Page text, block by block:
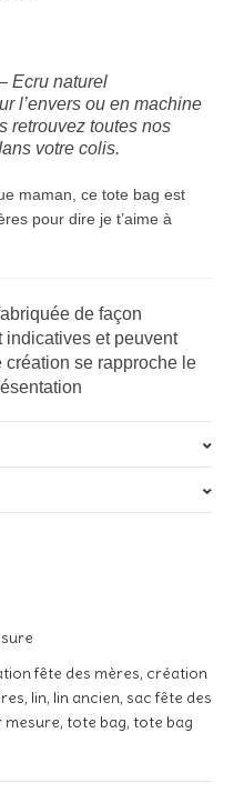
Ecru naturel
l’envers ou en machine
retrouvez toutes nos
votre colis.
maman, ce tote bag est
pour dire je t’aime à
de façon
et peuvent
se rapproche le
Rouge pailleté,
sur “Tote bag Maman
fête des mères, création
, lin, lin ancien, sac fête des
mesure, tote bag, tote bag